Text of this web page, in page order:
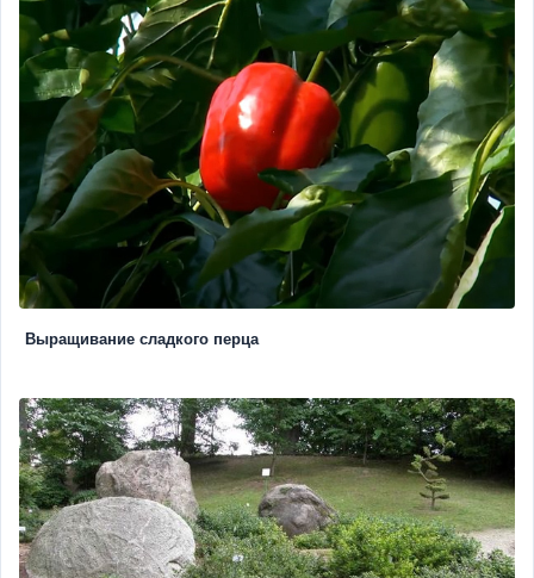
Выращивание сладкого перца